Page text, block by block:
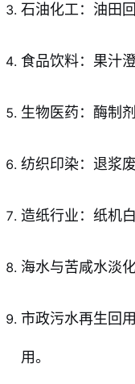
石油化工：油田
食品饮料：果汁
生物医药：酶制
纺织印染：退浆
造纸行业：纸机
海水与苦咸水淡
市政污水再生回
用。